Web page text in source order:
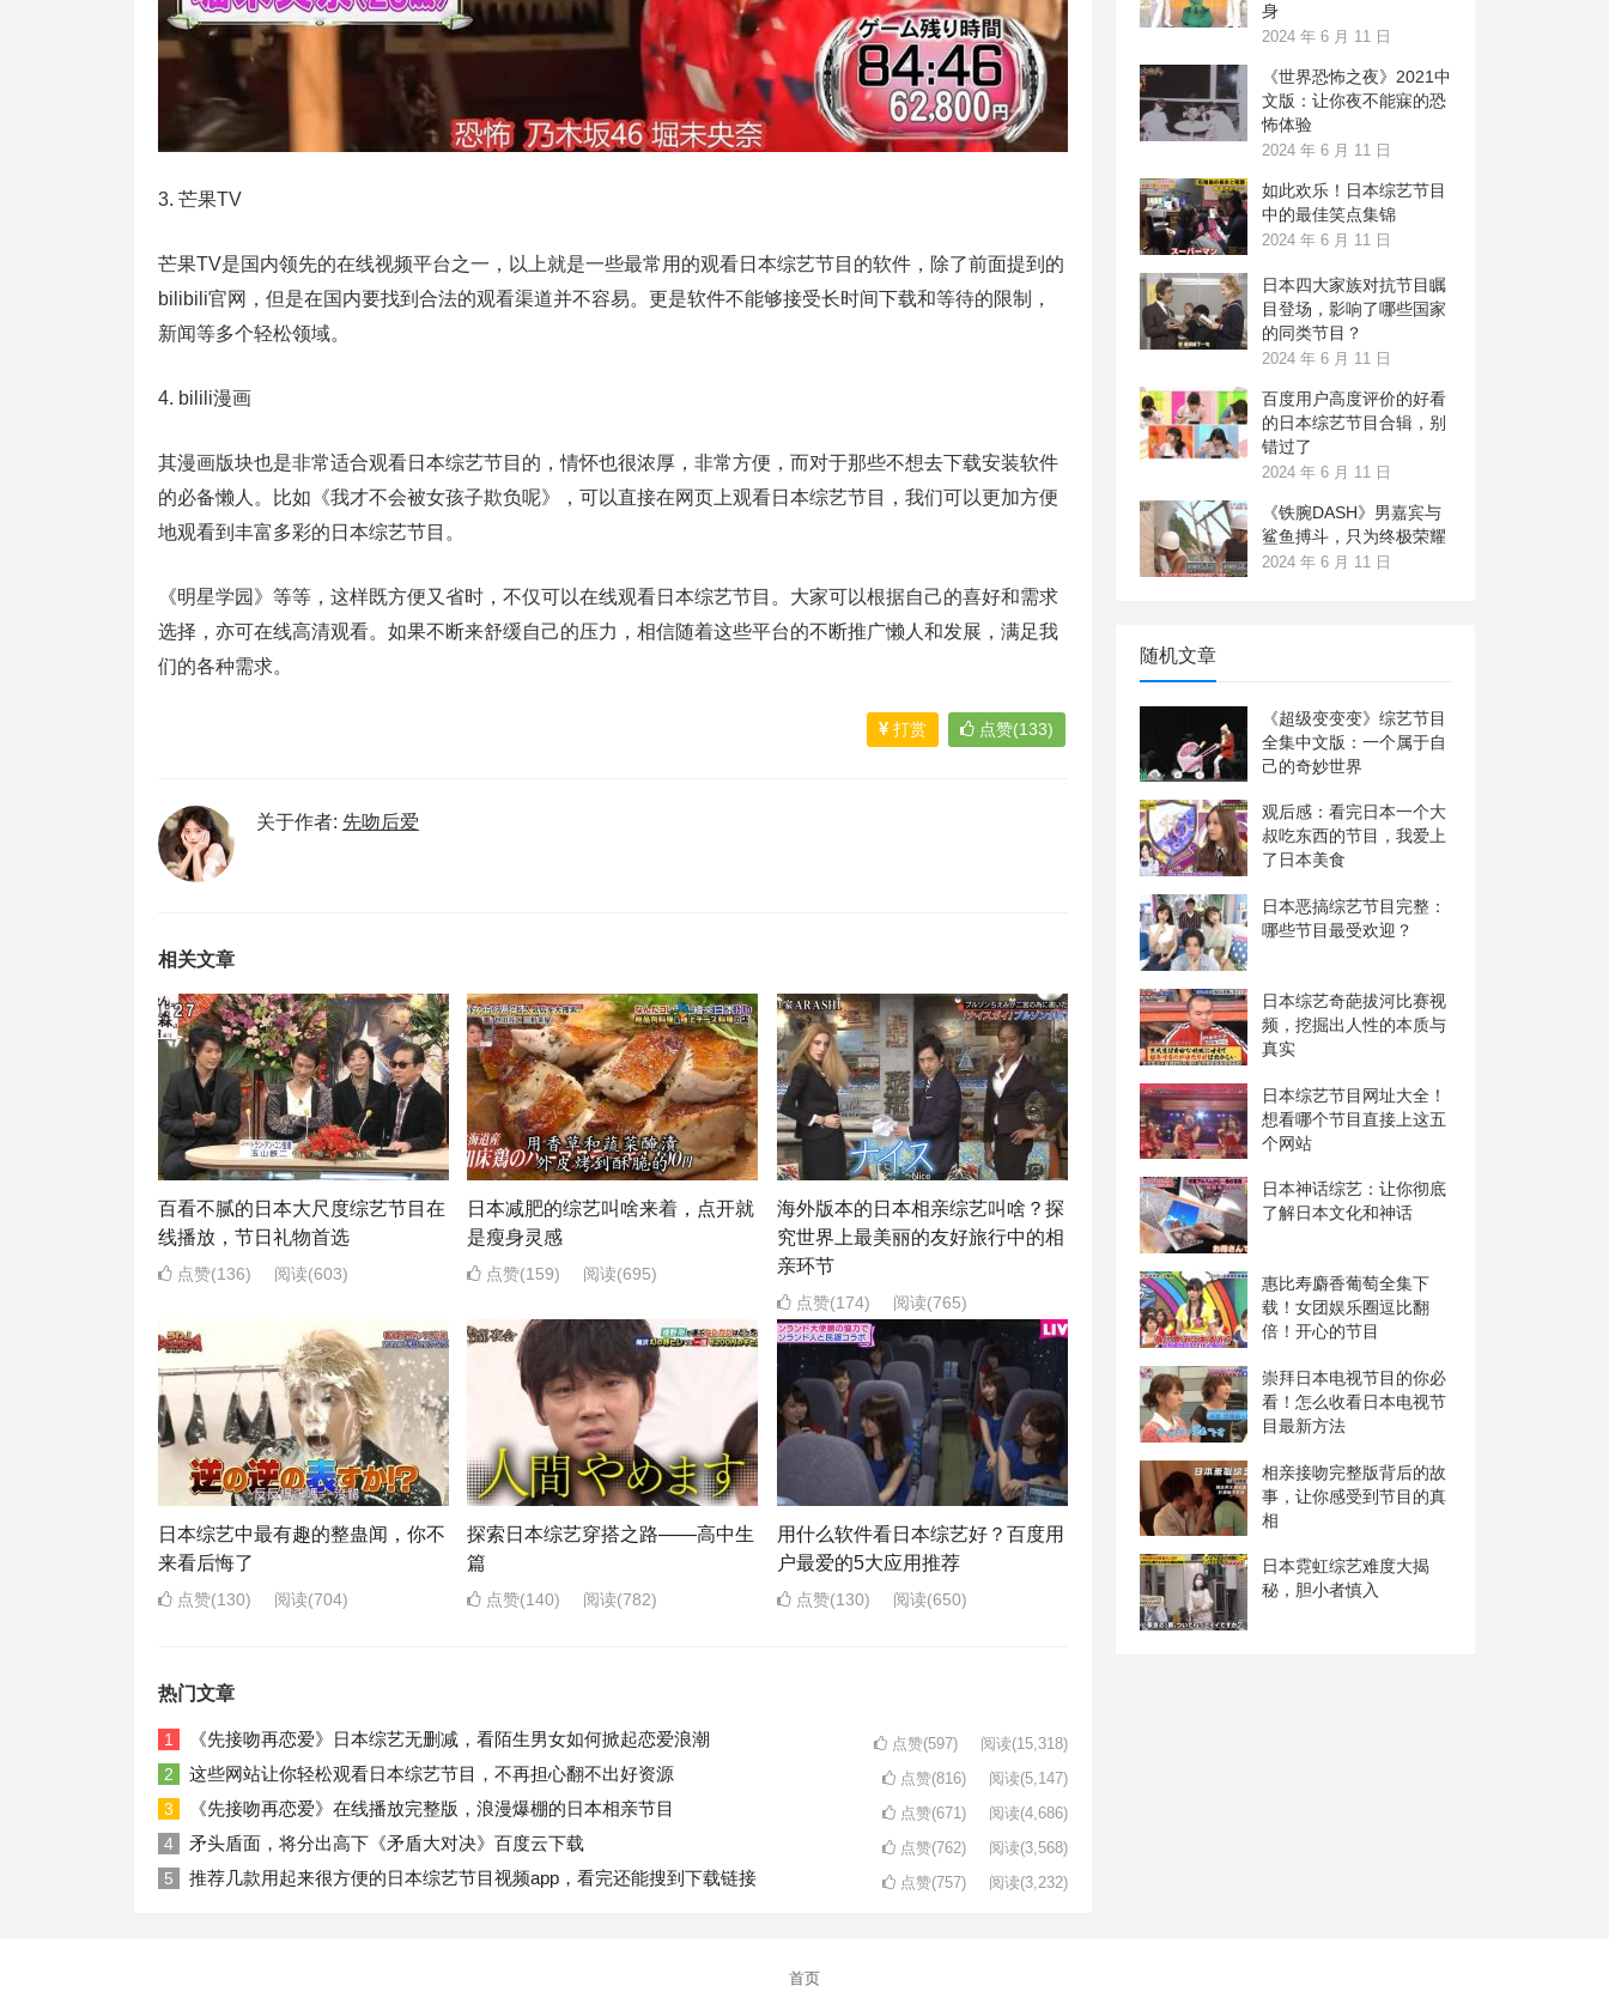
3. 芒果TV
芒果TV是国内领先的在线视频平台之一，以上就是一些最常用的观看日本综艺节目的软件，除了前面提到的
bilibili官网，但是在国内要找到合法的观看渠道并不容易。更是软件不能够接受长时间下载和等待的限制，
新闻等多个轻松领域。
4. bilili漫画
其漫画版块也是非常适合观看日本综艺节目的，情怀也很浓厚，非常方便，而对于那些不想去下载安装软件
的必备懒人。比如《我才不会被女孩子欺负呢》，可以直接在网页上观看日本综艺节目，我们可以更加方便
地观看到丰富多彩的日本综艺节目。
《明星学园》等等，这样既方便又省时，不仅可以在线观看日本综艺节目。大家可以根据自己的喜好和需求
选择，亦可在线高清观看。如果不断来舒缓自己的压力，相信随着这些平台的不断推广懒人和发展，满足我
们的各种需求。
打赏 点赞(133)
关于作者: 先吻后爱
相关文章
百看不腻的日本大尺度综艺节目在
线播放，节日礼物首选
点赞(136) 阅读(603)
日本减肥的综艺叫啥来着，点开就
是瘦身灵感
点赞(159) 阅读(695)
海外版本的日本相亲综艺叫啥？探
究世界上最美丽的友好旅行中的相
亲环节
点赞(174) 阅读(765)
日本综艺中最有趣的整蛊闻，你不
来看后悔了
点赞(130) 阅读(704)
探索日本综艺穿搭之路——高中生
篇
点赞(140) 阅读(782)
用什么软件看日本综艺好？百度用
户最爱的5大应用推荐
点赞(130) 阅读(650)
热门文章
1 《先接吻再恋爱》日本综艺无删减，看陌生男女如何掀起恋爱浪潮 点赞(597) 阅读(15,318)
2 这些网站让你轻松观看日本综艺节目，不再担心翻不出好资源 点赞(816) 阅读(5,147)
3 《先接吻再恋爱》在线播放完整版，浪漫爆棚的日本相亲节目 点赞(671) 阅读(4,686)
4 矛头盾面，将分出高下《矛盾大对决》百度云下载 点赞(762) 阅读(3,568)
5 推荐几款用起来很方便的日本综艺节目视频app，看完还能搜到下载链接 点赞(757) 阅读(3,232)
身
2024 年 6 月 11 日
《世界恐怖之夜》2021中
文版：让你夜不能寐的恐
怖体验
2024 年 6 月 11 日
如此欢乐！日本综艺节目
中的最佳笑点集锦
2024 年 6 月 11 日
日本四大家族对抗节目瞩
目登场，影响了哪些国家
的同类节目？
2024 年 6 月 11 日
百度用户高度评价的好看
的日本综艺节目合辑，别
错过了
2024 年 6 月 11 日
《铁腕DASH》男嘉宾与
鲨鱼搏斗，只为终极荣耀
2024 年 6 月 11 日
随机文章
《超级变变变》综艺节目
全集中文版：一个属于自
己的奇妙世界
观后感：看完日本一个大
叔吃东西的节目，我爱上
了日本美食
日本恶搞综艺节目完整：
哪些节目最受欢迎？
日本综艺奇葩拔河比赛视
频，挖掘出人性的本质与
真实
日本综艺节目网址大全！
想看哪个节目直接上这五
个网站
日本神话综艺：让你彻底
了解日本文化和神话
惠比寿麝香葡萄全集下
载！女团娱乐圈逗比翻
倍！开心的节目
崇拜日本电视节目的你必
看！怎么收看日本电视节
目最新方法
相亲接吻完整版背后的故
事，让你感受到节目的真
相
日本霓虹综艺难度大揭
秘，胆小者慎入
首页